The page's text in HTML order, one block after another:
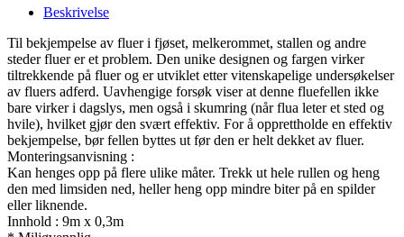
rullgardin
quantity
Beskrivelse
Til bekjempelse av fluer i fjøset, melkerommet, stallen og andre
steder fluer er et problem. Den unike designen og fargen virker
tiltrekkende på fluer og er utviklet etter vitenskapelige undersøkelser
av fluers adferd. Uavhengige forsøk viser at denne fluefellen ikke
bare virker i dagslys, men også i skumring (når flua leter et sted og
hvile), hvilket gjør den svært effektiv. For å opprettholde en effektiv
bekjempelse, bør fellen byttes ut før den er helt dekket av fluer.
Monteringsanvisning :
Kan henges opp på flere ulike måter. Trekk ut hele rullen og heng
den med limsiden ned, heller heng opp mindre biter på en spilder
eller liknende.
Innhold : 9m x 0,3m